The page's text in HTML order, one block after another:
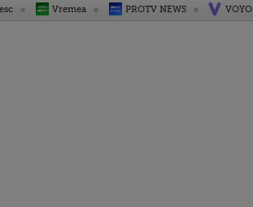
Vremea PROTV NEWS VOYO